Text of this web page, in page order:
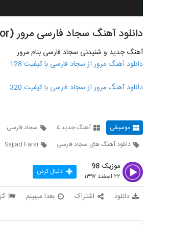
دانلود آهنگ سجاد فارسی مرور (Sajjad Farsi Moroor)
آهنگ جدید و شنیدنی سجاد فارسی بنام مرور
دانلود آهنگ مرور از سجاد فارسی با کیفیت 128
دانلود آهنگ مرور از سجاد فارسی با کیفیت 320
موسیقی آهنگ جدید 4 سجاد فارسی
دانلود آهنگ های سجاد فارسی
Sajjad Farsi
موزیک 98
۲۲ اسفند ۱۳۹۷ دنبال کردن
دانلود اشتراک بعدا میبینم